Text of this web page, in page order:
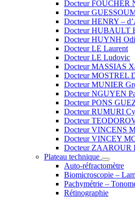
Docteur FOUCHER
Docteur
Docteur HENRY –
Docteur HUBAULT
Docteur HUYNH
Docteur LE Laurent
Docteur LE Ludovic
Docteur MASSIAS
Docteur MOSTREL
Docteur MUNIER
Docteur NGUYEN
Docteur PONS
Docteur RUMURI
Docteur
Docteur VINCENS
Docteur VINCEY
Docteur ZAAROUR
Plateau technique
Auto-réfractomètre
Biomicroscopie –
Pachymétrie –
Rétinographie